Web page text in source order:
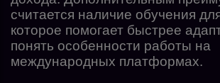
считается наличие обучения
которое помогает быстрее
понять особенности работы на
международных платформах.